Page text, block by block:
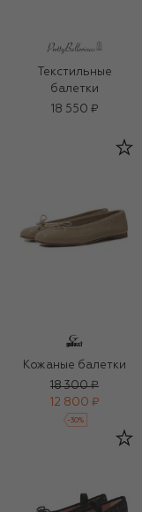
Текстильные
балетки
18 550 ₽
Кожаные балетки
18 300 ₽
12 800 ₽
-30%